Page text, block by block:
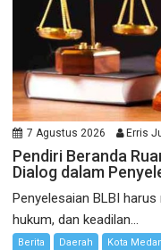
7 Agustus 2026 Erris
Pendiri Beranda
Dialog dalam
Penyelesaian BLBI
hukum, dan keadilan...
Berita Daerah Kota